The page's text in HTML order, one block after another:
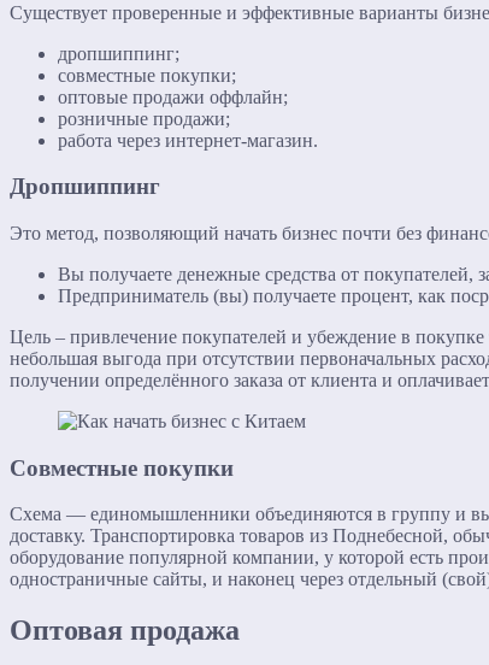
Существует проверенные и эффективные варианты
дропшиппинг;
совместные покупки;
оптовые продажи оффлайн;
розничные продажи;
работа через интернет-магазин.
Дропшиппинг
Это метод, позволяющий начать бизнес почти без
Вы получаете денежные средства от покупателей,
Предприниматель (вы) получаете процент, как
Цель – привлечение покупателей и убеждение в
небольшая выгода при отсутствии первоначальных
получении определённого заказа от клиента и
Совместные покупки
Схема — единомышленники объединяются в группу и
доставку. Транспортировка товаров из Поднебесной,
оборудование популярной компании, у которой есть
одностраничные сайты, и наконец через отдельный
Оптовая продажа